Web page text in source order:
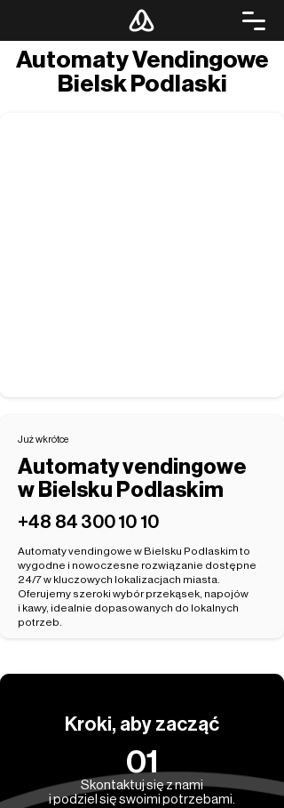
Automaty Vendingowe
Bielsk Podlaski
Już wkrótce
Automaty vendingowe
w Bielsku Podlaskim
‭+48 84 300 10 10‬
Automaty vendingowe w Bielsku Podlaskim to
wygodne i nowoczesne rozwiązanie dostępne
24/7 w kluczowych lokalizacjach miasta.
Oferujemy szeroki wybór przekąsek, napojów
i kawy, idealnie dopasowanych do lokalnych
potrzeb.
Kroki, aby zacząć
01
Skontaktuj się z nami
i podziel się swoimi potrzebami.